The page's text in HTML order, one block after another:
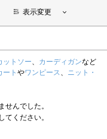
表示変更
ットソー、 カーディガンなど
ート やワンピース、 ニット・
せんでした。
てください。